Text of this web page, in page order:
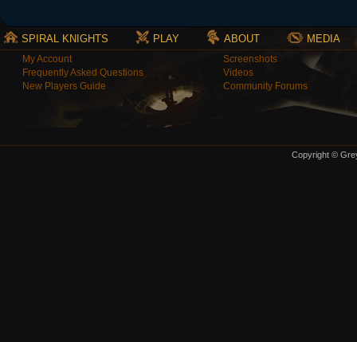
SPIRAL KNIGHTS PLAY ABOUT MEDIA
My Account
Frequently Asked Questions
New Players Guide
Screenshots
Videos
Community Forums
Copyright ©